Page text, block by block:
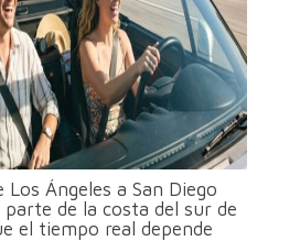
Ángeles a San Diego
de la costa del sur de
el tiempo real depende